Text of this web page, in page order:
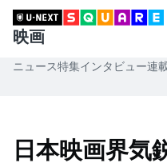
映画
ニュース特集インタビュー連
日本映画界気